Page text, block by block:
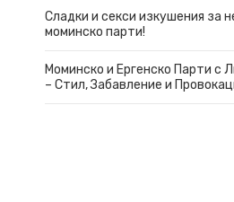
Сладки и секси изкушения за
моминско парти!
Моминско и Ергенско Парти с
– Стил, Забавление и